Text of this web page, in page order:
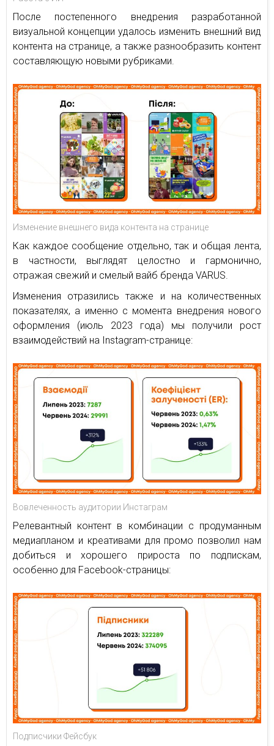
После постепенного внедрения разработанной
визуальной концепции удалось изменить внешний вид
контента на странице, а также разнообразить контент
составляющую новыми рубриками.
Изменение внешнего вида контента на странице
Как каждое сообщение отдельно, так и общая лента,
в частности, выглядят целостно и гармонично,
отражая свежий и смелый вайб бренда VARUS.
Изменения отразились также и на количественных
показателях, а именно с момента внедрения нового
оформления (июль 2023 года) мы получили рост
взаимодействий на Instagram-странице:
Вовлеченность аудитории Инстаграм
Релевантный контент в комбинации с продуманным
медиапланом и креативами для промо позволил нам
добиться и хорошего прироста по подпискам,
особенно для Facebook-страницы:
Подписчики Фейсбук